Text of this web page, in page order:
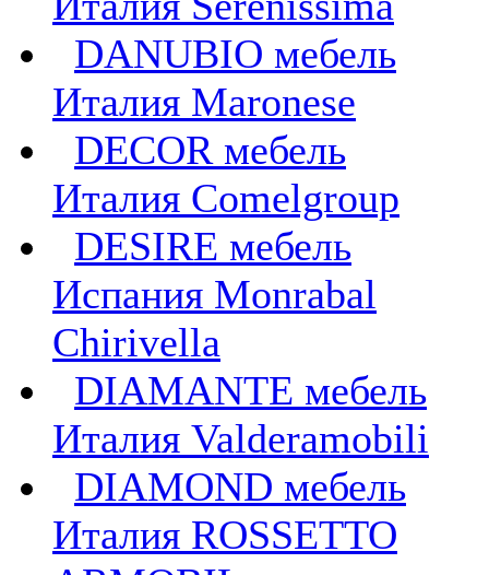
DANUBIO мебель
Италия Maronese
DECOR мебель
Италия Comelgroup
DESIRE мебель
Испания Monrabal
Chirivella
DIAMANTE мебель
Италия Valderamobili
DIAMOND мебель
Италия ROSSETTO